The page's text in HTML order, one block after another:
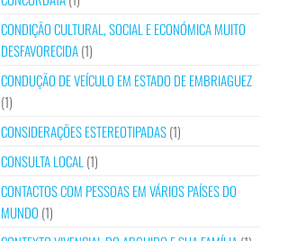
CONDIÇÃO CULTURAL, SOCIAL E ECONÓMICA MUITO
DESFAVORECIDA(1)
CONDUÇÃO DE VEÍCULO EM ESTADO DE EMBRIAGUEZ
(1)
CONSIDERAÇÕES ESTEREOTIPADAS(1)
CONSULTA LOCAL (1)
CONTACTOS COM PESSOAS EM VÁRIOS PAÍSES DO
MUNDO (1)